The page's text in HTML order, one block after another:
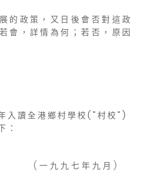
的 政 策 ， 又 日 後 會 否 對 這 政
會 ， 詳 情 為 何 ； 若 否 ， 原 因
入 讀 全 港 鄉 村 學 校 ( " 村 校 " )
：
( 一 九 九 七 年 九 月 )